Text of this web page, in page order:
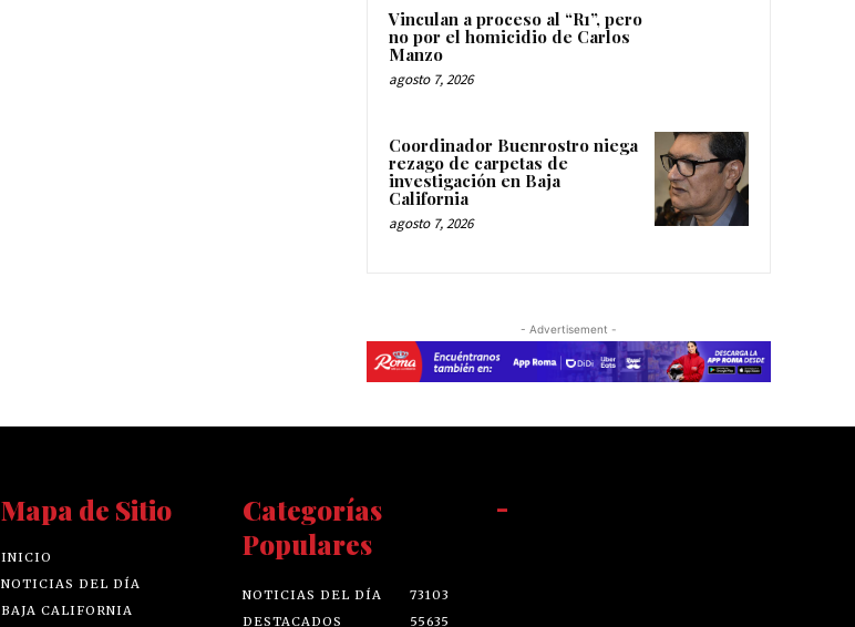
Vinculan a proceso al “R1”, pero
no por el homicidio de Carlos
Manzo
agosto 7, 2026
Coordinador Buenrostro niega
rezago de carpetas de
investigación en Baja
California
agosto 7, 2026
- Advertisement -
Mapa de Sitio
INICIO
NOTICIAS DEL DÍA
BAJA CALIFORNIA
Categorías
Populares
NOTICIAS DEL DÍA
73103
DESTACADOS
55635
-